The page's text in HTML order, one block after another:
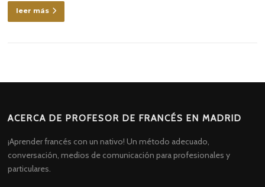
leer más
ACERCA DE PROFESOR DE FRANCÉS EN MADRID
¡Aprender francés con un nativo! Un método adecuado,
conversación, medios de comunicación para profesionales y
particulares.